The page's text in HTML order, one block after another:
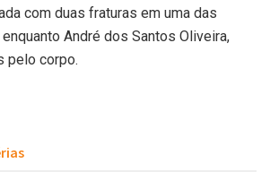
com duas fraturas em uma das
André dos Santos Oliveira,
pelo corpo.